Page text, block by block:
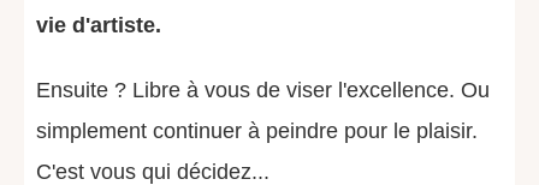
vie d'artiste.
Ensuite ? Libre à vous de viser l'excellence. Ou
simplement continuer à peindre pour le plaisir.
C'est vous qui décidez...